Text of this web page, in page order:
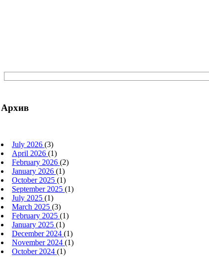
Архив
July 2026 (3)
April 2026 (1)
February 2026 (2)
January 2026 (1)
October 2025 (1)
September 2025 (1)
July 2025 (1)
March 2025 (3)
February 2025 (1)
January 2025 (1)
December 2024 (1)
November 2024 (1)
October 2024 (1)